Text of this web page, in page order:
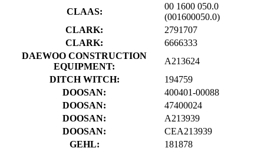
CLAAS:
00 1600 050.0
(001600050.0)
CLARK:
2791707
CLARK:
6666333
DAEWOO CONSTRUCTION
EQUIPMENT:
A213624
DITCH WITCH:
194759
DOOSAN:
400401-00088
DOOSAN:
47400024
DOOSAN:
A213939
DOOSAN:
CEA213939
GEHL:
181878